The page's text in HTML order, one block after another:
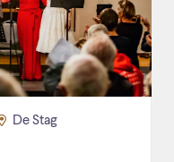
De Stag